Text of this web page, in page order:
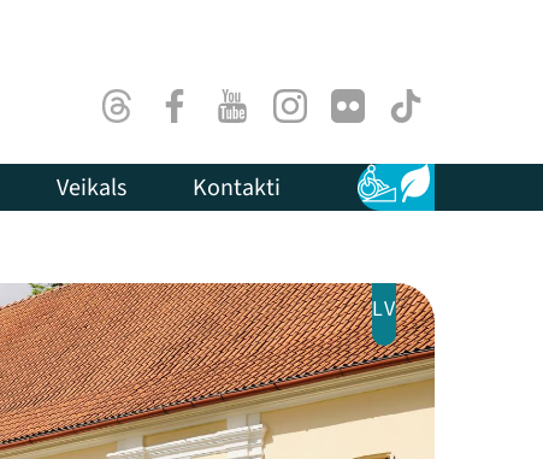
ThreadsFacebookYoutubeInstagram
Flick TikTok
Veikals Kontakti Pieejamība
Ilgtspēja
LV